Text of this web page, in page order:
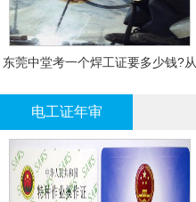
东莞中堂考一个焊工证要多少钱?从
电工证年审